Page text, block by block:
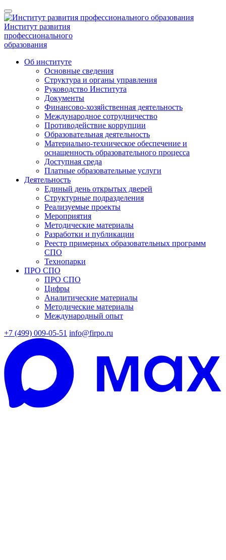
Институт развития
профессионального
образования
Об институте
Основные сведения
Структура и органы управления
Руководство Института
Документы
Финансово-хозяйственная деятельность
Международное сотрудничество
Противодействие коррупции
Образовательная деятельность
Материально-техническое обеспечение и
оснащенность образовательного процесса
Доступная среда
Платные образовательные услуги
Деятельность
Единый день открытых дверей
Структурные подразделения
Реализуемые проекты
Мероприятия
Методические материалы
Разработки и публикации
Реестр примерных образовательных программ
СПО
Технопарки
ПРО СПО
ПРО СПО
Цифры
Аналитические материалы
Методические материалы
Международный опыт
+7 (499) 009-05-51 info@firpo.ru